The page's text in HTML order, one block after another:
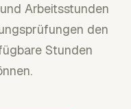
Arbeitsstunden
den
Stunden